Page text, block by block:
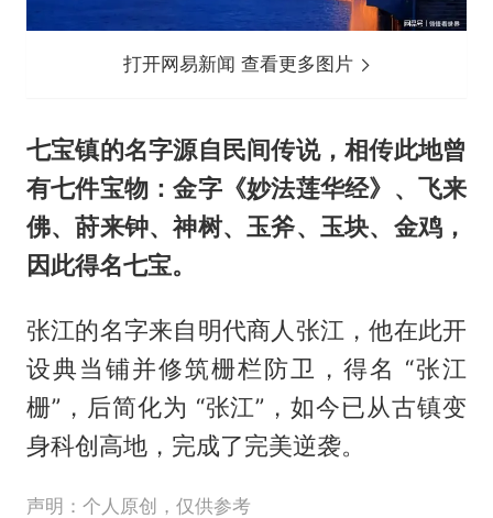
打开网易新闻 查看更多图片
七宝镇的名字源自民间传说，相传此地曾
有七件宝物：金字《妙法莲华经》、飞来
佛、莳来钟、神树、玉斧、玉块、金鸡，
因此得名七宝。
张江的名字来自明代商人张江，他在此开
设典当铺并修筑栅栏防卫，得名 “张江
栅”，后简化为 “张江”，如今已从古镇变
身科创高地，完成了完美逆袭。
声明：个人原创，仅供参考